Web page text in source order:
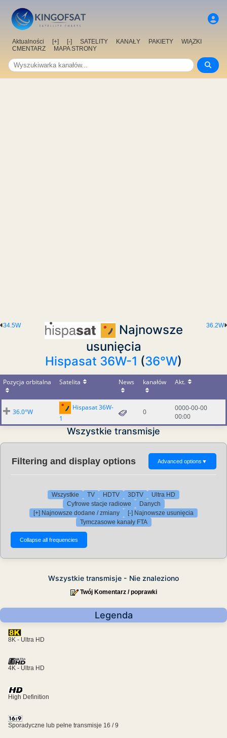
Aktualności [+] [-] SATELITY KANAŁY PAKIETY
WIĄZKI
CMENTARZ
MAPA STRONY
36.2W
34.5W
Najnowsze
usunięcia
Hispasat 36W-1 (36°W)
Pozycja orbitalna Satelita News kanałów Akt.
36.0°W
Hispasat 36W-
1
0
0000-00-00
00:00
Wszystkie transmisje
Filtering and display options Advanced options ▼
Wszystkie TV HDTV 3DTV
Ultra HD
Cyfrowe stacje radiowe
Danych
[+] Najnowsze dodane / zmiany
[-] Najnowsze usunięcia
Tymczasowe kanały FTA
Wszystkie transmisje - Nie znaleziono
Twój Komentarz / poprawki
Legenda
8K - Ultra HD
4K - Ultra HD
High Definition
Sporadyczne lub pełne transmisje 16 / 9